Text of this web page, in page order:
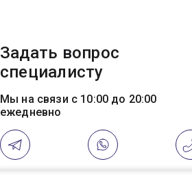
Задать вопрос
специалисту
Мы на связи с 10:00 до 20:00
ежедневно